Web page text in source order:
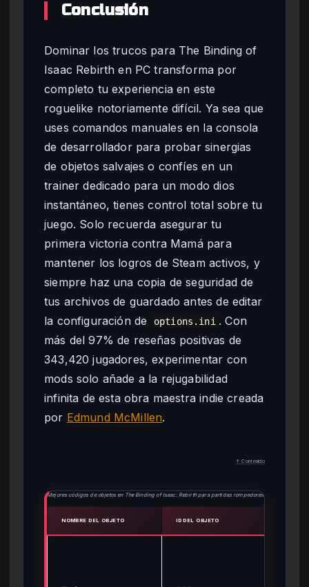
Conclusión
Dominar los trucos para The Binding of
Isaac Rebirth en PC transforma por
completo tu experiencia en este
roguelike notoriamente difícil. Ya sea que
uses comandos manuales en la consola
de desarrollador para probar sinergias
de objetos salvajes o confíes en un
trainer dedicado para un modo dios
instantáneo, tienes control total sobre tu
juego. Solo recuerda asegurar tu
primera victoria contra Mamá para
mantener los logros de Steam activos, y
siempre haz una copia de seguridad de
tus archivos de guardado antes de editar
la configuración de
options.ini . Con
más del 97% de reseñas positivas de
343,420 jugadores, experimentar con
mods solo añade a la rejugabilidad
infinita de esta obra maestra indie creada
por Edmund McMillen.
↑ Contenido
Mejores códigos de objetos en The Binding of Isaac: Rebirth para partidas rompedoras
NOMBRE DEL OBJETO ID DEL OBJETO